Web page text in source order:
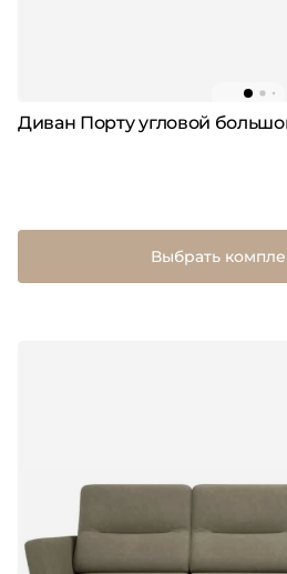
Диван Порту угловой
Выбрать